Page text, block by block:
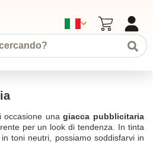
occasione unagiacca pubblicitaria
per un look di tendenza. In tinta
toni neutri, possiamo soddisfarvi in